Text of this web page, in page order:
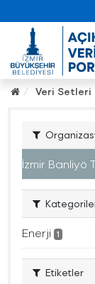
Veri Setleri
İzmir Banliyö
Enerji 1
Etiketler